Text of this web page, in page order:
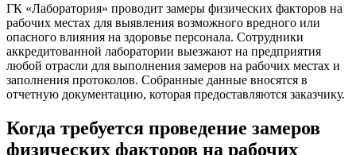
ГК «Лаборатория» проводит замеры физических факторов на
рабочих местах для выявления возможного вредного или
опасного влияния на здоровье персонала. Сотрудники
аккредитованной лаборатории выезжают на предприятия
любой отрасли для выполнения замеров на рабочих местах и
заполнения протоколов. Собранные данные вносятся в
отчетную документацию, которая предоставляются заказчику.
Когда требуется проведение замеров
физических факторов на рабочих